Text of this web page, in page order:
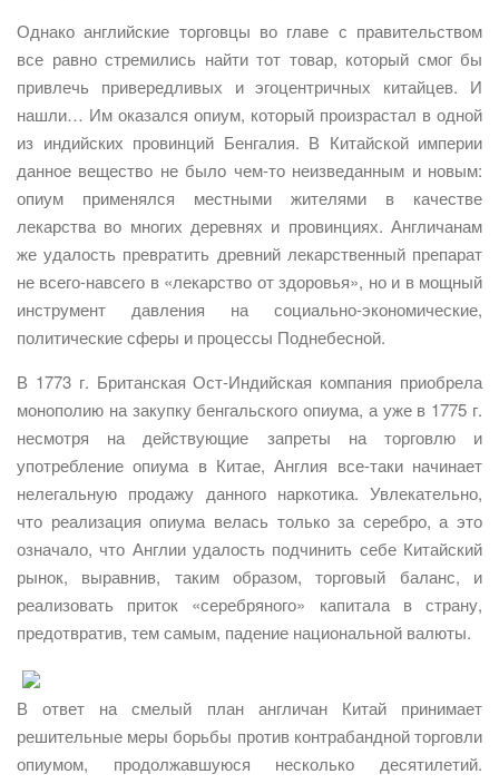
Однако английские торговцы во главе с правительством
все равно стремились найти тот товар, который смог бы
привлечь привередливых и эгоцентричных китайцев. И
нашли… Им оказался опиум, который произрастал в одной
из индийских провинций Бенгалия. В Китайской империи
данное вещество не было чем-то неизведанным и новым:
опиум применялся местными жителями в качестве
лекарства во многих деревнях и провинциях. Англичанам
же удалость превратить древний лекарственный препарат
не всего-навсего в «лекарство от здоровья», но и в мощный
инструмент давления на социально-экономические,
политические сферы и процессы Поднебесной.
В 1773 г. Британская Ост-Индийская компания приобрела
монополию на закупку бенгальского опиума, а уже в 1775 г.
несмотря на действующие запреты на торговлю и
употребление опиума в Китае, Англия все-таки начинает
нелегальную продажу данного наркотика. Увлекательно,
что реализация опиума велась только за серебро, а это
означало, что Англии удалость подчинить себе Китайский
рынок, выравнив, таким образом, торговый баланс, и
реализовать приток «серебряного» капитала в страну,
предотвратив, тем самым, падение национальной валюты.
В ответ на смелый план англичан Китай принимает
решительные меры борьбы против контрабандной торговли
опиумом, продолжавшуюся несколько десятилетий.